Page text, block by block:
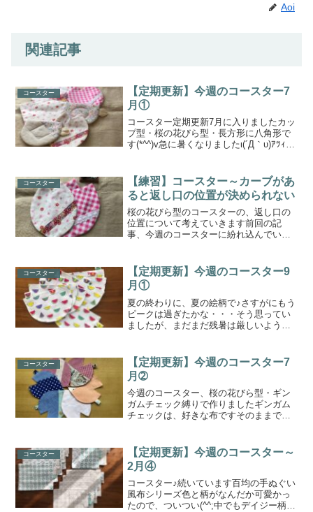
Aoi
関連記事
コースター
【定期更新】今週のコースター7
月①
コースター定期更新7月に入りましたカッ
プ型・桜の花びら型・長方形に八角形で
す(*^^)v急に暑くなりましたι(´Д｀υ)ｱﾂｨｰ
ます突然のように暑くなったので、なん
だか...
コースター
【練習】コースター～カーブがあ
ると返し口の位置が決められない
桜の花びら型のコースターの、返し口の
位置について考えていきます前回の記
事、今週のコースターに紛れ込んでいた
きれいなカーブを出したり、角もとがら
せたり・・・練習にはもって...
コースター
【定期更新】今週のコースター9
月①
夏の終わりに、夏の絵柄で♪さすがにもう
ピークは過ぎたかな・・・そう思ってい
ましたが、まだまだ残暑は厳しいようで
(風の布)これを使ってスイカの形でひとセ
ット作ってみました...
コースター
【定期更新】今週のコースター7
月➁
今週のコースター、桜の花びら型・ギン
ガムチェック縛りで作りましたギンガム
チェックは、好きな布ですそのままでも
がないので、とても助かっています好き
な布についてはこちらでも...
コースター
【定期更新】今週のコースター～
2月④
コースター♪続いています百均の手ぬぐい
風布シリーズ色と柄がなんだか可愛かっ
たので、ついつい(^^;中でもデイジー柄